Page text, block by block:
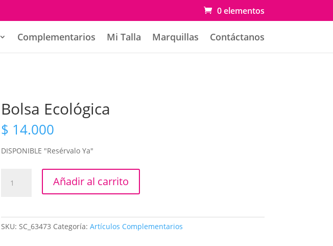
0 elementos
Complementarios Mi Talla Marquillas Contáctanos
Bolsa Ecológica
$ 14.000
DISPONIBLE "Resérvalo Ya"
Ecológica
Añadir al carrito
SKU: SC_63473 Categoría: Artículos Complementarios